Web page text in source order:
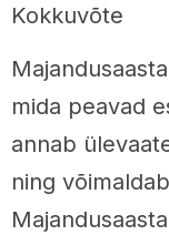
Kokkuvõte
mida peavad
annab
ning